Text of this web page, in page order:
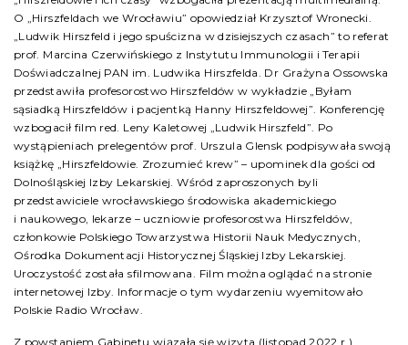
O „Hirszfeldach we Wrocławiu” opowiedział Krzysztof Wronecki.
„Ludwik Hirszfeld i jego spuścizna w dzisiejszych czasach” to referat
prof. Marcina Czerwińskiego z Instytutu Immunologii i Terapii
Doświadczalnej PAN im. Ludwika Hirszfelda. Dr Grażyna Ossowska
przedstawiła profesorostwo Hirszfeldów w wykładzie „Byłam
sąsiadką Hirszfeldów i pacjentką Hanny Hirszfeldowej”. Konferencję
wzbogacił film red. Leny Kaletowej „Ludwik Hirszfeld”. Po
wystąpieniach prelegentów prof. Urszula Glensk podpisywała swoją
książkę „Hirszfeldowie. Zrozumieć krew” – upominek dla gości od
Dolnośląskiej Izby Lekarskiej. Wśród zaproszonych byli
przedstawiciele wrocławskiego środowiska akademickiego
i naukowego, lekarze – uczniowie profesorostwa Hirszfeldów,
członkowie Polskiego Towarzystwa Historii Nauk Medycznych,
Ośrodka Dokumentacji Historycznej Śląskiej Izby Lekarskiej.
Uroczystość została sfilmowana. Film można oglądać na stronie
internetowej Izby. Informacje o tym wydarzeniu wyemitowało
Polskie Radio Wrocław.
Z powstaniem Gabinetu wiązała się wizyta (listopad 2022 r.)